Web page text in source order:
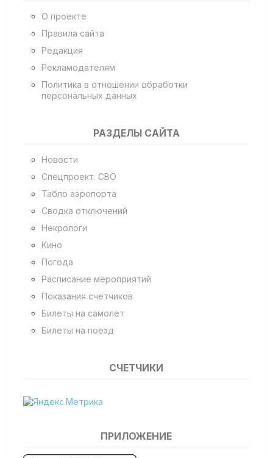
О проекте
Правила сайта
Редакция
Рекламодателям
Политика в отношении обработки
персональных данных
РАЗДЕЛЫ САЙТА
Новости
Спецпроект. СВО
Табло аэропорта
Сводка отключений
Некрологи
Кино
Погода
Расписание мероприятий
Показания счетчиков
Билеты на самолет
Билеты на поезд
СЧЕТЧИКИ
ПРИЛОЖЕНИЕ